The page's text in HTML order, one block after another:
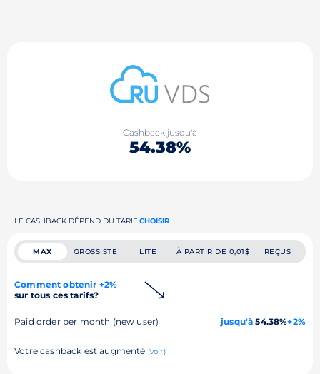
Cashback jusqu'à
54.38%
LE CASHBACK DÉPEND DU TARIF CHOISIR
MAX GROSSISTE LITE À PARTIR DE 0,01$ REÇUS
Comment obtenir +2%
sur tous ces tarifs?
Paid order per month (new user) jusqu'à 54.38%+2%
Votre cashback est augmenté (voir)